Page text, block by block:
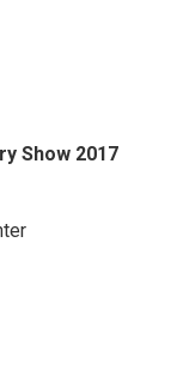
Show 2017